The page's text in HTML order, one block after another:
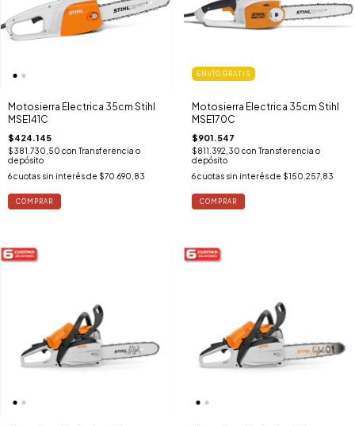
Motosierra Electrica 35cm Stihl
MSE141C
$424.145
$381.730,50 con Transferencia o
depósito
6cuotas sin interés de $70.690,83
ENVÍO GRATIS
Motosierra Electrica 35cm Stihl
MSE170C
$901.547
$811.392,30 con Transferencia o
depósito
6 cuotas sin interés de $150.257,83